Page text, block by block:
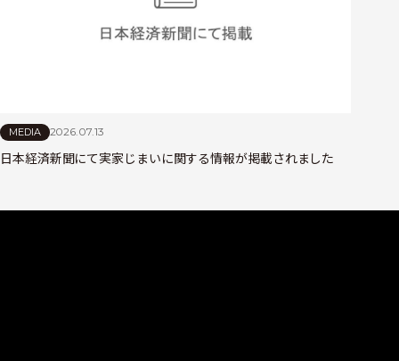
MEDIA 2026.07.13
日本経済新聞にて実家じまいに関する情報が掲載されました